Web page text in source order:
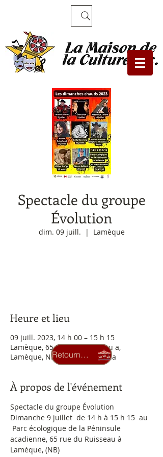
Spectacle du groupe
Évolution
dim. 09 juill.
  |
Lamèque
Heure et lieu
09 juill. 2023, 14 h 00 – 15 h 15
Lamèque, 65 Rue du Ruisseau a,
Lamèque, NB E8T 1M2, Canada
À propos de l'événement
Spectacle du groupe Évolution
Dimanche 9 juillet  de 14 h à 15 h 15  au
Parc écologique de la Péninsule
acadienne, 65 rue du Ruisseau à
Lamèque, (NB)
Retourner au carrousel